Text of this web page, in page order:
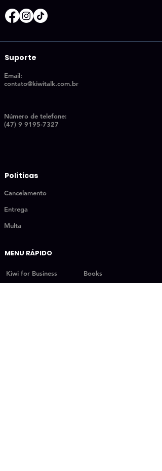
Suporte
Email:
contato@kiwitalk.com.br
Número de telefone:
(47) 9 9195-7327
Políticas
Cancelamento
Entrega
Multa
MENU RÁPIDO
Kiwi for Business Books